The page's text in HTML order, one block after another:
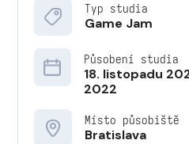
Typ studia
Game Jam
Působení studia
18. listopadu
2022
Místo působiště
Bratislava